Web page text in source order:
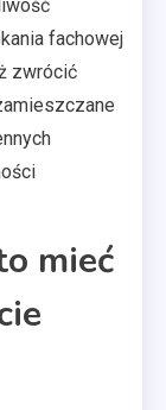
fachowej
zwrócić
mieć